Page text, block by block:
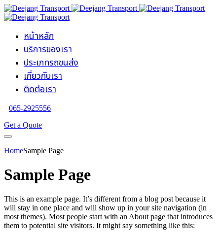
หน้าหลัก
บริการของเรา
ประเภทรถขนส่ง
เกี่ยวกับเรา
ติดต่อเรา
065-2925556
Get a Quote
HomeSample Page
Sample Page
This is an example page. It’s different from a blog post because it
will stay in one place and will show up in your site navigation (in
most themes). Most people start with an About page that introduces
them to potential site visitors. It might say something like this: